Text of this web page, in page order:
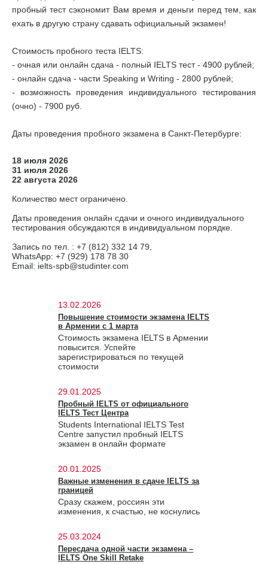
пробный тест сэкономит Вам время и деньги перед тем, как
ехать в другую страну сдавать официальный экзамен!
Стоимость пробного теста IELTS:
- очная или онлайн сдача - полный IELTS тест - 4900 рублей;
- онлайн сдача - части Speaking и Writing - 2800 рублей;
- возможность проведения индивидуального тестирования
(очно) - 7900 руб.
Даты проведения пробного экзамена в Санкт-Петербурге:
18 июля 2026
31 июля 2026
22 августа 2026
Количество мест ограничено.
Даты проведения онлайн сдачи и очного индивидуального
тестирования обсуждаются в индивидуальном порядке.
Запись по тел. : +7 (812) 332 14 79,
WhatsApp: +7 (929) 178 78 30
Email: ielts-spb@studinter.com
13.02.2026
Повышение стоимости экзамена IELTS
в Армении с 1 марта
Стоимость экзамена IELTS в Армении
повысится. Успейте
зарегистрироваться по текущей
стоимости
29.01.2025
Пробный IELTS от официального
IELTS Тест Центра
Students International IELTS Test
Centre запустил пробный IELTS
экзамен в онлайн формате
20.01.2025
Важные изменения в сдаче IELTS за
границей
Сразу скажем, россиян эти
изменения, к счастью, не коснулись
25.03.2024
Пересдача одной части экзамена –
IELTS One Skill Retake